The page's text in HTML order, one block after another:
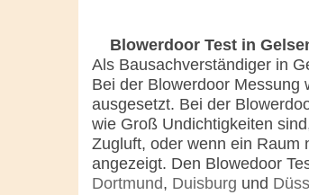
Blowerdoor Test in
Als Bausachverständiger in
Bei der Blowerdoor Messung
ausgesetzt. Bei der
wie Groß Undichtigkeiten
Zugluft, oder wenn ein Raum
angezeigt. Den Blowedoor
Dortmund, Duisburg und